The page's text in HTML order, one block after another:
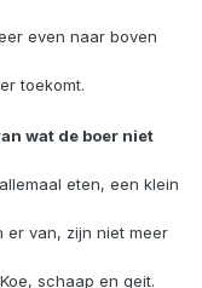
even naar boven
toekomt.
wat de boer niet
eten, een klein
er van, zijn niet meer
schaap en geit.